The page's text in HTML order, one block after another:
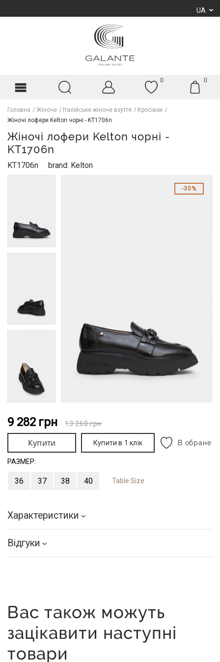
UA
0 0
Головна Жіноче Італійське жіноче взуття
Кросівки
Жіночі лофери Kelton чорні - KT1706n
Жіночі лофери Kelton чорні -
KT1706n
KT1706n brand: Kelton
30%
9 282 грн 13 260грн
Купити Купити в 1 клік В обране
РАЗМЕР:
36 37 38 40 Table Size
Характеристики
Відгуки
Вас також можуть
зацікавити наступні
товари